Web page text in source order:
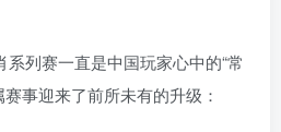
列赛一直是中国玩家心中的“常
事迎来了前所未有的升级：